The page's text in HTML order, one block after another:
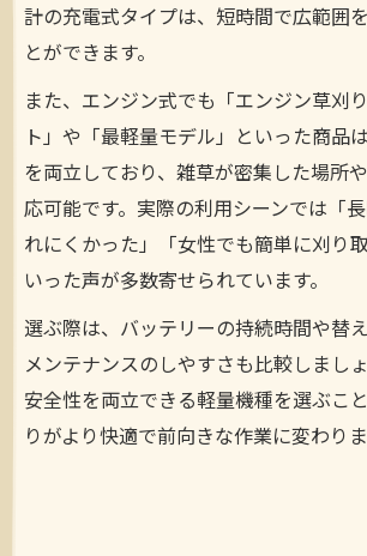
計の充電式タイプは、短時間で広範囲
とができます。
また、エンジン式でも「エンジン草刈
ト」や「最軽量モデル」といった商品
を両立しており、雑草が密集した場所
応可能です。実際の利用シーンでは「
れにくかった」「女性でも簡単に刈り
いった声が多数寄せられています。
選ぶ際は、バッテリーの持続時間や替
メンテナンスのしやすさも比較しまし
安全性を両立できる軽量機種を選ぶこ
りがより快適で前向きな作業に変わりま